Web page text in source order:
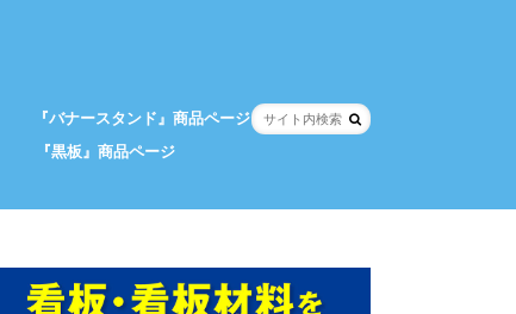
『バナースタンド』商品ページ
『黒板』商品ページ